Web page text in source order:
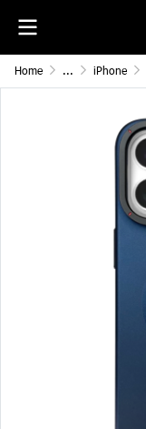
Home ... iPhone